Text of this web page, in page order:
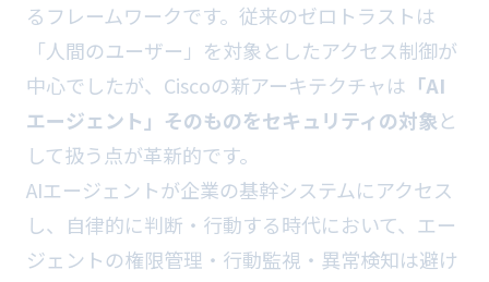
るフレームワークです。従来のゼロトラストは
「人間のユーザー」を対象としたアクセス制御が
中心でしたが、Ciscoの新アーキテクチャは 「AI
エージェント」そのものをセキュリティの対象と
して扱う点が革新的です。
AIエージェントが企業の基幹システムにアクセス
し、自律的に判断・行動する時代において、エー
ジェントの権限管理・行動監視・異常検知は避け